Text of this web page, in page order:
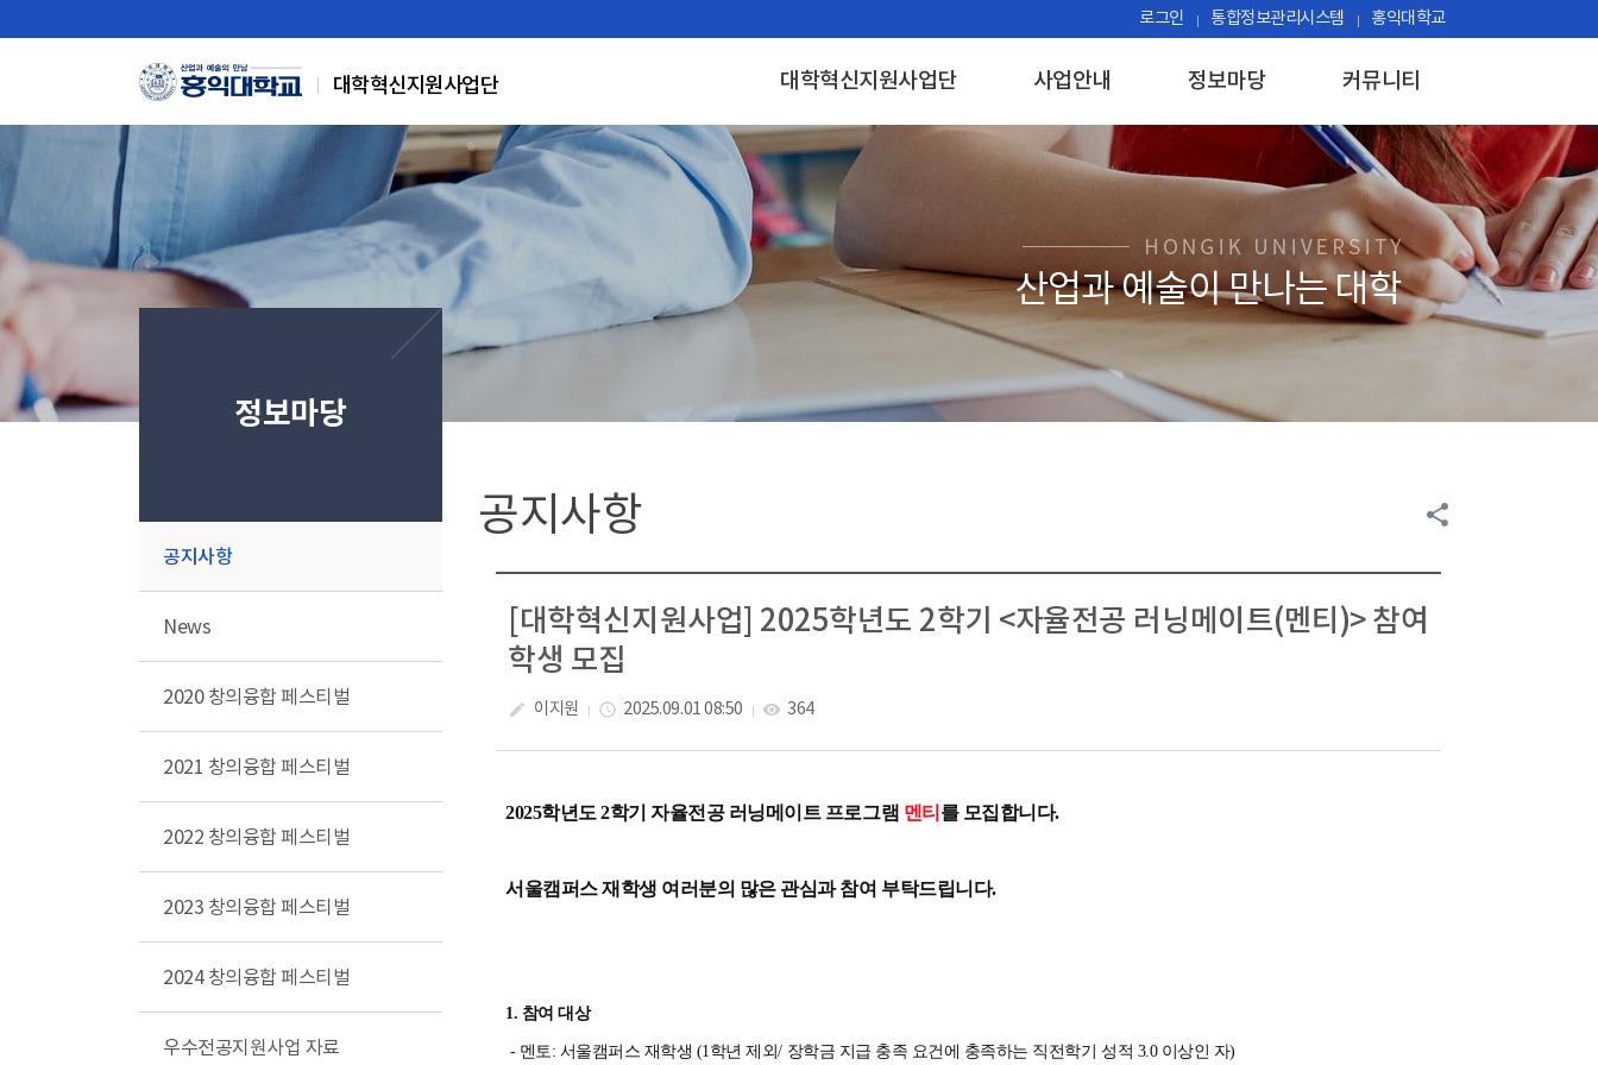
Skip Menu 로그인 통합정보관리시스템 홍익대학교
대학혁신지원사업단 대학혁신지원사업단 사업안내 정보마당 커뮤니티
정보마당
공지사항
News
2020 창의융합 페스티벌
2021 창의융합 페스티벌
2022 창의융합 페스티벌
2023 창의융합 페스티벌
2024 창의융합 페스티벌
우수전공지원사업 자료
공지사항 share
[대학혁신지원사업] 2025학년도 2학기 <자율전공 러닝메이트(멘티)> 참여
학생 모집
create 이지원 access_time 2025.09.01 08:50 visibility 364
2025학년도 2학기 자율전공 러닝메이트 프로그램 멘티 를 모집합니다.
서울캠퍼스 재학생 여러분의 많은 관심과 참여 부탁드립니다.
1. 참여 대상
- 멘토: 서울캠퍼스 재학생 (1학년 제외/ 장학금 지급 충족 요건에 충족하는 직전학기 성적 3.0 이상인 자)